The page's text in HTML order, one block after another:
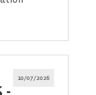
10/07/2026